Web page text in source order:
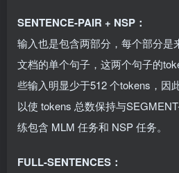
SENTENCE-PAIR + NSP：
输入也是包含两部分，每个部分是
文档的单个句子，这两个句子的
些输入明显少于512 个tokens，因
以使 tokens 总数保持与
练包含 MLM 任务和 NSP 任务。
FULL-SENTENCES：